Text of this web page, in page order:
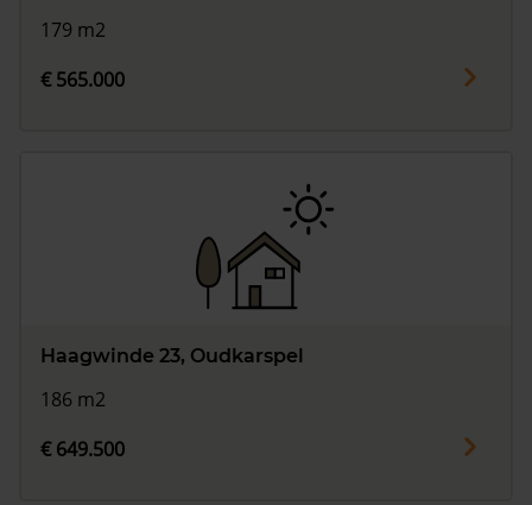
179 m2
€ 565.000
Haagwinde 23, Oudkarspel
186 m2
€ 649.500